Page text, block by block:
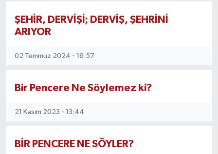
ŞEHİR, DERVİŞİ; DERVİŞ, ŞEHRİNİ
ARIYOR
02 Temmuz 2024 - 16:57
Bir Pencere Ne Söylemez ki?
21 Kasım 2023 - 13:44
BİR PENCERE NE SÖYLER?
SAĞLIK
SPONSORLU YAZI
TEKNOLOJİ